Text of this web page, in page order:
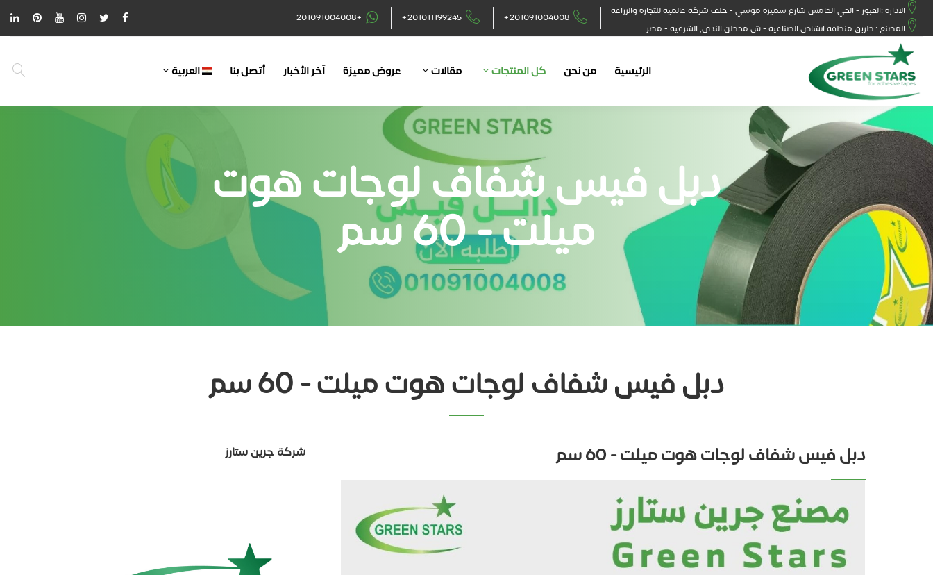
الادارة :العبور - الحي الخامس شارع سميرة موسي - خلف شركة عالمية للتجارة والزراعة
المصنع : طريق منطقة انشاص الصناعية - ش محطن الندى, الشرقية - مصر
+201091004008
+201011199245
+201091004008
الرئيسية من نحن كل المنتجات مقالات عروض مميزة آخر الأخبار أتصل بنا العربية
دبل فيس شفاف لوجات هوت
ميلت - 60 سم
دبل فيس شفاف لوجات هوت ميلت - 60 سم
دبل فيس شفاف لوجات هوت ميلت - 60 سم شركة جرين ستارز